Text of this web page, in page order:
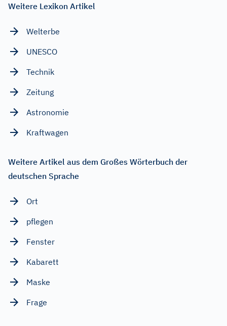
Weitere Lexikon Artikel
Welterbe
UNESCO
Technik
Zeitung
Astronomie
Kraftwagen
Weitere Artikel aus dem Großes Wörterbuch der
deutschen Sprache
Ort
pflegen
Fenster
Kabarett
Maske
Frage